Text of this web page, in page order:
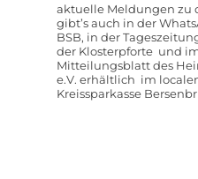
aktuelle Meldungen zu
gibt’s auch in der
BSB, in der
der Klosterpforte und
Mitteilungsblatt des
e.V. erhältlich im
Kreissparkasse